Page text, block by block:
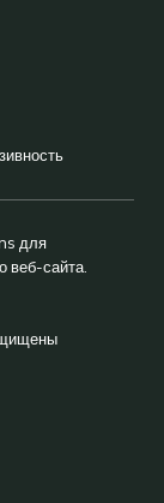
для
веб-сайта.